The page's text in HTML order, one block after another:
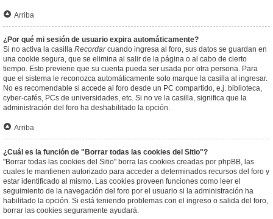
Arriba
¿Por qué mi sesión de usuario expira automáticamente?
Si no activa la casilla Recordarcuando ingresa al foro, sus datos se guardan en
una cookie segura, que se elimina al salir de la página o al cabo de cierto
tiempo. Esto previene que su cuenta pueda ser usada por otra persona. Para
que el sistema le reconozca automáticamente solo marque la casilla al ingresar.
No es recomendable si accede al foro desde un PC compartido, e.j. biblioteca,
cyber-cafés, PCs de universidades, etc. Si no ve la casilla, significa que la
administración del foro ha deshabilitado la opción.
Arriba
¿Cuál es la función de "Borrar todas las cookies del Sitio"?
"Borrar todas las cookies del Sitio" borra las cookies creadas por phpBB, las
cuales le mantienen autorizado para acceder a determinados recursos del foro y
estar identificado al mismo. Las cookies proveen funciones como leer el
seguimiento de la navegación del foro por el usuario si la administración ha
habilitado la opción. Si está teniendo problemas con el ingreso o salida del foro,
borrar las cookies seguramente ayudará.